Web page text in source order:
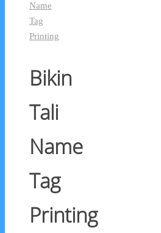
Name
Tag
Printing
Bikin
Tali
Name
Tag
Printing